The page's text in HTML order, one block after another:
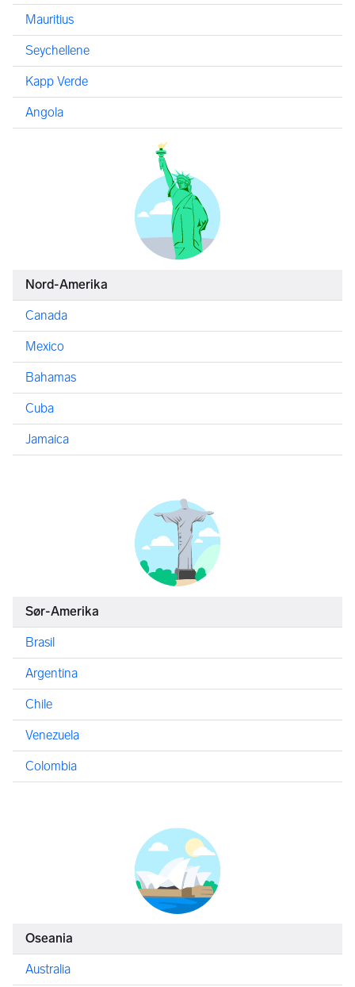
Mauritius
Seychellene
Kapp Verde
Angola
Nord-Amerika
Canada
Mexico
Bahamas
Cuba
Jamaica
Sør-Amerika
Brasil
Argentina
Chile
Venezuela
Colombia
Oseania
Australia